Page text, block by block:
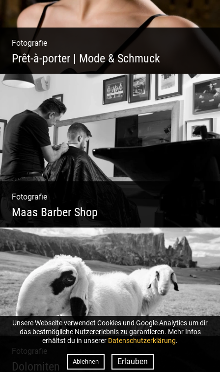
Fotografie
Prêt-à-porter | Mode & Schmuck
Fotografie
Maas Barber Shop
Coole Bartstyles | Haircut & Shave | Farbe
& Schnitt | Creating Men
Fotografie
Dolomiten
Unsere Webseite verwendet Cookies und Google Analytics um dir
das bestmögliche Nutzererlebnis zu garantieren. Mehr Infos
erhältst du in unserer Datenschutzerklärung.
Ablehnen Erlauben